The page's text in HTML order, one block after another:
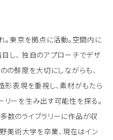
東京を拠点に活動。空間内に
し、 独自のアプローチでデザ
の鮮度を大切にしながらも、
形表現を重視し、素材がもたら
リーを生み出す可能性を探る。
数のライブラリーに作品が収
美術大学を卒業、現在はイン